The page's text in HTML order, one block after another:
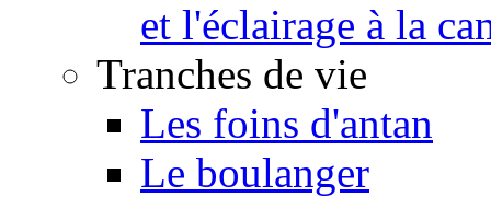
et l'éclairage à la
Tranches de vie
Les foins d'antan
Le boulanger